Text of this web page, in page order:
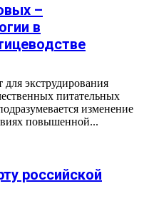
–
в
для экструдирования
питательных
изменение
повышенной...
российской